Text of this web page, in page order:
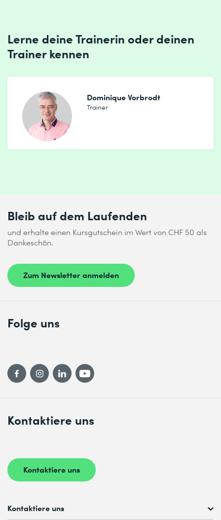
Lerne deine Trainerin oder deinen
Trainer kennen
Dominique Vorbrodt
Trainer
Bleib auf dem Laufenden
und erhalte einen Kursgutschein im Wert von CHF 50 als
Dankeschön.
Zum Newsletter anmelden
Kontaktiere uns
Kontaktiere uns
Folge uns
Kontaktiere uns